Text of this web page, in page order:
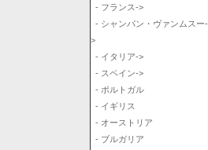
- フランス->
- シャンパン・ヴァンムスー-
>
- イタリア->
- スペイン->
- ポルトガル
- イギリス
- オーストリア
- ブルガリア